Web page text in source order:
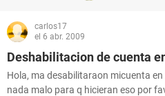
carlos17
el 6 abr. 2009
Deshabilitacion de cuenta
Hola, ma desabilitaraon micuenta
nada malo para q hicieran eso por